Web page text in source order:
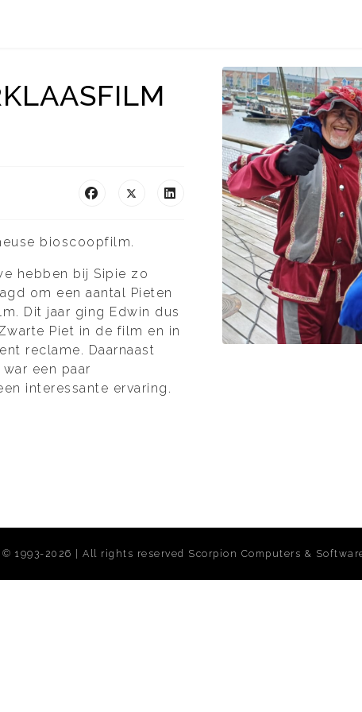
bioscoopfilm.
hebben bij Sipie zo
om een aantal Pieten
Dit jaar ging Edwin dus
Piet in de film en in
reclame. Daarnaast
een paar
interessante ervaring.
© 1993-2026 | All rights reserved Scorpion Computers &